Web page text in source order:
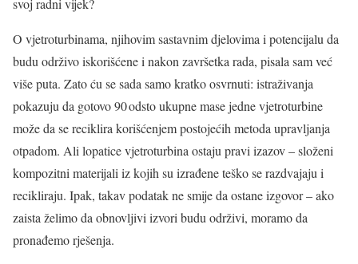
svoj radni vijek?
O vjetroturbinama, njihovim sastavnim djelovima i potencijalu da
budu održivo iskorišćene i nakon završetka rada, pisala sam već
više puta. Zato ću se sada samo kratko osvrnuti: istraživanja
pokazuju da gotovo 90 odsto ukupne mase jedne vjetroturbine
može da se reciklira korišćenjem postojećih metoda upravljanja
otpadom. Ali lopatice vjetroturbina ostaju pravi izazov – složeni
kompozitni materijali iz kojih su izrađene teško se razdvajaju i
recikliraju. Ipak, takav podatak ne smije da ostane izgovor – ako
zaista želimo da obnovljivi izvori budu održivi, moramo da
pronađemo rješenja.